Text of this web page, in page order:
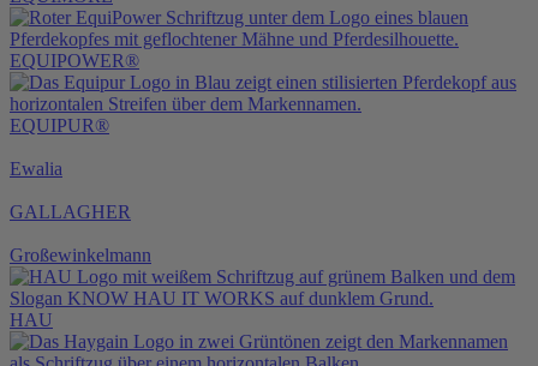
EQUIPOWER®
EQUIPUR®
Ewalia
GALLAGHER
Großewinkelmann
HAU